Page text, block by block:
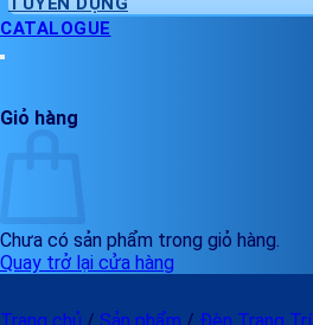
CATALOGUE
Giỏ hàng
Chưa có sản phẩm trong giỏ hàng.
Quay trở lại cửa hàng